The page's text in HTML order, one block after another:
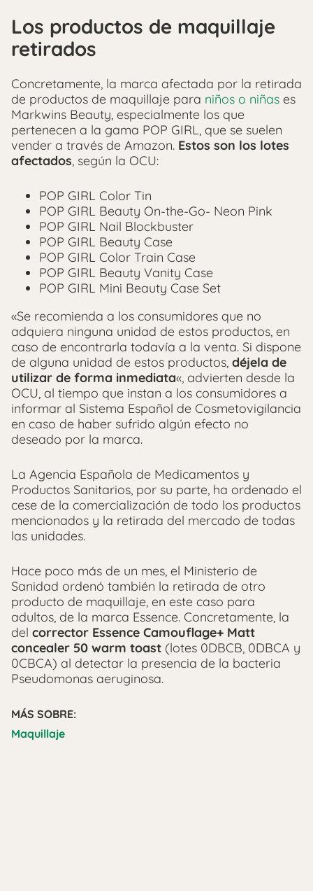
Los productos de maquillaje
retirados
Concretamente, la marca afectada por la retirada
de productos de maquillaje para niños o niñas es
Markwins Beauty, especialmente los que
pertenecen a la gama POP GIRL, que se suelen
vender a través de Amazon. Estos son los lotes
afectados, según la OCU:
POP GIRL Color Tin
POP GIRL Beauty On-the-Go- Neon Pink
POP GIRL Nail Blockbuster
POP GIRL Beauty Case
POP GIRL Color Train Case
POP GIRL Beauty Vanity Case
POP GIRL Mini Beauty Case Set
«Se recomienda a los consumidores que no
adquiera ninguna unidad de estos productos, en
caso de encontrarla todavía a la venta. Si dispone
de alguna unidad de estos productos, déjela de
utilizar de forma inmediata«, advierten desde la
OCU, al tiempo que instan a los consumidores a
informar al Sistema Español de Cosmetovigilancia
en caso de haber sufrido algún efecto no
deseado por la marca.
La Agencia Española de Medicamentos y
Productos Sanitarios, por su parte, ha ordenado el
cese de la comercialización de todo los productos
mencionados y la retirada del mercado de todas
las unidades.
Hace poco más de un mes, el Ministerio de
Sanidad ordenó también la retirada de otro
producto de maquillaje, en este caso para
adultos, de la marca Essence. Concretamente, la
del corrector Essence Camouflage+ Matt
concealer 50 warm toast (lotes 0DBCB, 0DBCA y
0CBCA) al detectar la presencia de la bacteria
Pseudomonas aeruginosa.
MÁS SOBRE:
Maquillaje